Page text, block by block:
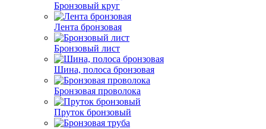
Бронзовый круг
Лента бронзовая
Бронзовый лист
Шина, полоса бронзовая
Бронзовая проволока
Пруток бронзовый